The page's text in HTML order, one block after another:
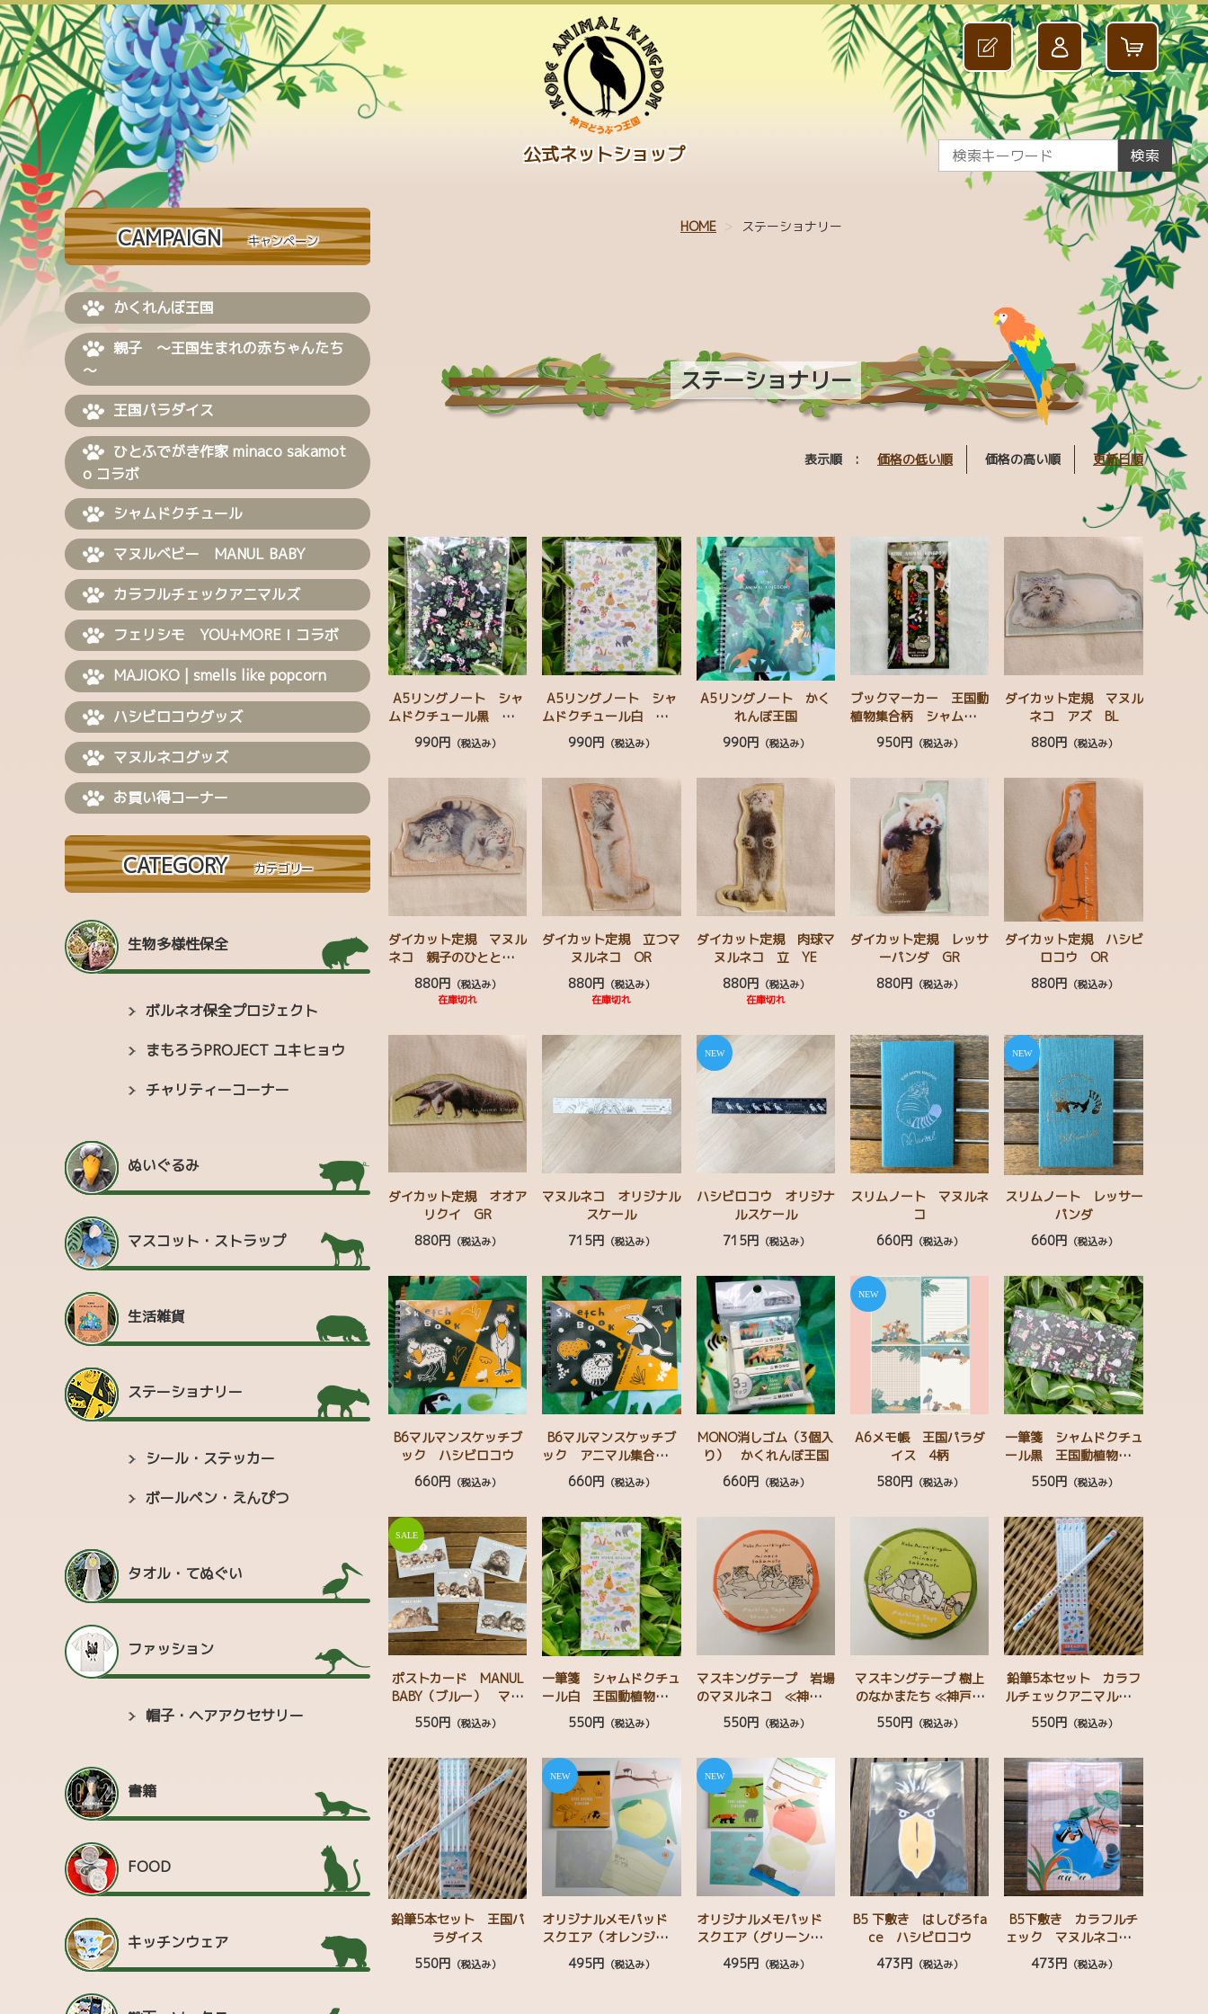
公式ネットショップ 検索
HOME ステーショナリー
ステーショナリー
表示順 : 価格の低い順 価格の高い順 更新日順
A5リングノート シャ
ムドクチュール黒 王国
動植物テキスタイル柄
ハシビロコウ レッサー
ナミコアリクイ コンゴ
ウインコ グンディ
990円 （税込み）
A5リングノート シャ
ムドクチュール白 王国
動植物テキスタイル柄
ハシビロコウ マヌル
カピバラ ミナミコアリ
クイ ワオキツネザル
コツメカワウソ
990円 （税込み）
A5リングノート かく
れんぼ王国
990円 （税込み）
ブックマーカー 王国動
植物集合柄 シャムドク
チュール ﾊｼﾋﾞﾛｺｳ ﾐﾅﾐ
ｺｱﾘｸｲ ﾏﾇﾙﾈｺ ｺﾝｺﾞｳｲﾝｺ
950円 （税込み）
ダイカット定規 マヌル
ネコ アズ BL
880円 （税込み）
ダイカット定規 マヌル
ネコ 親子のひととき
BR
880円 （税込み）
在庫切れ
ダイカット定規 立つマ
ヌルネコ OR
880円 （税込み）
在庫切れ
ダイカット定規 肉球マ
ヌルネコ 立 YE
880円 （税込み）
在庫切れ
ダイカット定規 レッサ
ーパンダ GR
880円 （税込み）
ダイカット定規 ハシビ
ロコウ OR
880円 （税込み）
ダイカット定規 オオア
リクイ GR
880円 （税込み）
マヌルネコ オリジナル
スケール
715円 （税込み）
ハシビロコウ オリジナ
ルスケール
715円 （税込み）
スリムノート マヌルネ
コ
660円 （税込み）
スリムノート レッサー
パンダ
660円 （税込み）
B6マルマンスケッチブ
ック ハシビロコウ
660円 （税込み）
B6マルマンスケッチブ
ック アニマル集合 マ
ヌルネコ カピバラ ミ
ナミコアリクイ ﾆﾎﾝﾘ
オキツネザル
660円 （税込み）
MONO消しゴム（3個入
り） かくれんぼ王国
660円 （税込み）
A6メモ帳 王国パラダ
イス 4柄
580円 （税込み）
一筆箋 シャムドクチュ
ール黒 王国動植物テキ
スタイル柄
550円 （税込み）
ポストカード MANUL
BABY（ブルー） マヌ
ルネコベビー
550円 （税込み）
一筆箋 シャムドクチュ
ール白 王国動植物テキ
スタイル柄 ハシビロ
コウ マヌルネコ カン
ミナミコアリクイ ワオ
キツネザル コツメカワ
ウソ
550円 （税込み）
マスキングテープ 岩場
のマヌルネコ ≪神戸ど
うぶつ王国 × minaco sa
kamoto≫ 野生への扉
550円 （税込み）
マスキングテープ 樹上
のなかまたち ≪神戸ど
うぶつ王国 × minaco sa
kamoto≫ﾐﾅﾐｺｱﾘｸｲ ｵﾆｵｵ
ﾚｯｻｰﾊﾟﾝﾀﾞｶﾞﾏｸﾞﾁﾖﾀｶ
550円 （税込み）
鉛筆5本セット カラフ
ルチェックアニマルズ
ﾊｼﾋﾞﾛｺｳ ﾏﾇﾙﾈｺ ﾋﾞﾝﾄﾛﾝ
ｸﾞ ﾌﾀﾕﾋﾞﾅﾏｹﾓﾉ ｺﾂﾒｶﾜｳ
ﾐﾅﾐｺｱﾘｸｲ ｱﾒﾘｶﾋﾞｰﾊﾞ
550円 （税込み）
鉛筆5本セット 王国パ
ラダイス
550円 （税込み）
オリジナルメモパッド
スクエア（オレンジ）
ハシビロコウ カピバ
ラ ミナミコアリクイ
495円 （税込み）
オリジナルメモパッド
スクエア（グリーン）
マヌルネコ レッサーパ
ンダ フタユビナマケモ
495円 （税込み）
B5 下敷き はしびろfa
ce ハシビロコウ
473円 （税込み）
B5下敷き カラフルチ
ェック マヌルネコ コ
ツメカワウソ
473円 （税込み）
CAMPAIGN キャンペーン
かくれんぼ王国
親子 ～王国生まれの赤ちゃんたち
～
王国パラダイス
ひとふでがき作家 minaco sakamot
o コラボ
シャムドクチュール
マヌルベビー MANUL BABY
カラフルチェックアニマルズ
フェリシモ YOU+MORE！コラボ
MAJIOKO | smells like popcorn
ハシビロコウグッズ
マヌルネコグッズ
お買い得コーナー
CATEGORY カテゴリー
生物多様性保全
ボルネオ保全プロジェクト
まもろうPROJECT ユキヒョウ
チャリティーコーナー
ぬいぐるみ
マスコット・ストラップ
生活雑貨
ステーショナリー
シール・ステッカー
ボールペン・えんぴつ
タオル・てぬぐい
ファッション
帽子・ヘアアクセサリー
書籍
FOOD
キッチンウェア